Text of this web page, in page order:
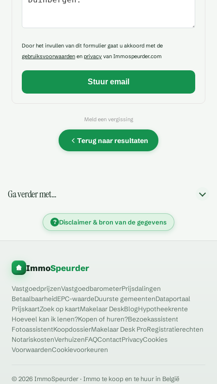
Door het invullen van dit formulier gaat u akkoord met de
gebruiksvoorwaarden en privacy van Immospeurder.com
Meld een vergissing
Terug naar resultaten
Ga verder met…
? Disclaimer & bron van de gegevens
ImmoSpeurder
VastgoedprijzenVastgoedbarometerPrijsdalingen
BetaalbaarheidEPC-waardeDuurste gemeentenDataportaal
PrijskaartZoek op kaartMakelaar DeskBlogHypotheekrente
Hoeveel kan ik lenen?Kopen of huren?Bezoekassistent
FotoassistentKoopdossierMakelaar Desk ProRegistratierechten
NotariskostenVerhuizenFAQContactPrivacyCookies
VoorwaardenCookievoorkeuren
© 2026 ImmoSpeurder · Immo te koop en te huur in België